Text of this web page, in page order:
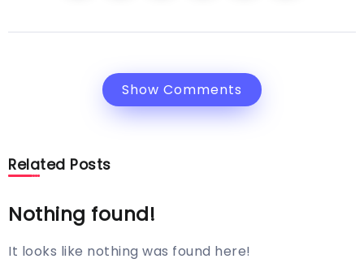
Show Comments
Related Posts
Nothing found!
It looks like nothing was found here!